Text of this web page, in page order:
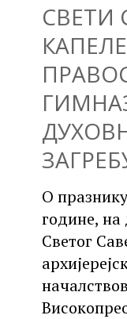
СВЕТИ
О
године,
Светог